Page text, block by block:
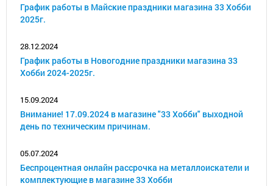
График работы в Майские праздники магазина 33 Хобби
2025г.
28.12.2024
График работы в Новогодние праздники магазина 33
Хобби 2024-2025г.
15.09.2024
Внимание! 17.09.2024 в магазине "33 Хобби" выходной
день по техническим причинам.
05.07.2024
Беспроцентная онлайн рассрочка на металлоискатели и
комплектующие в магазине 33 Хобби